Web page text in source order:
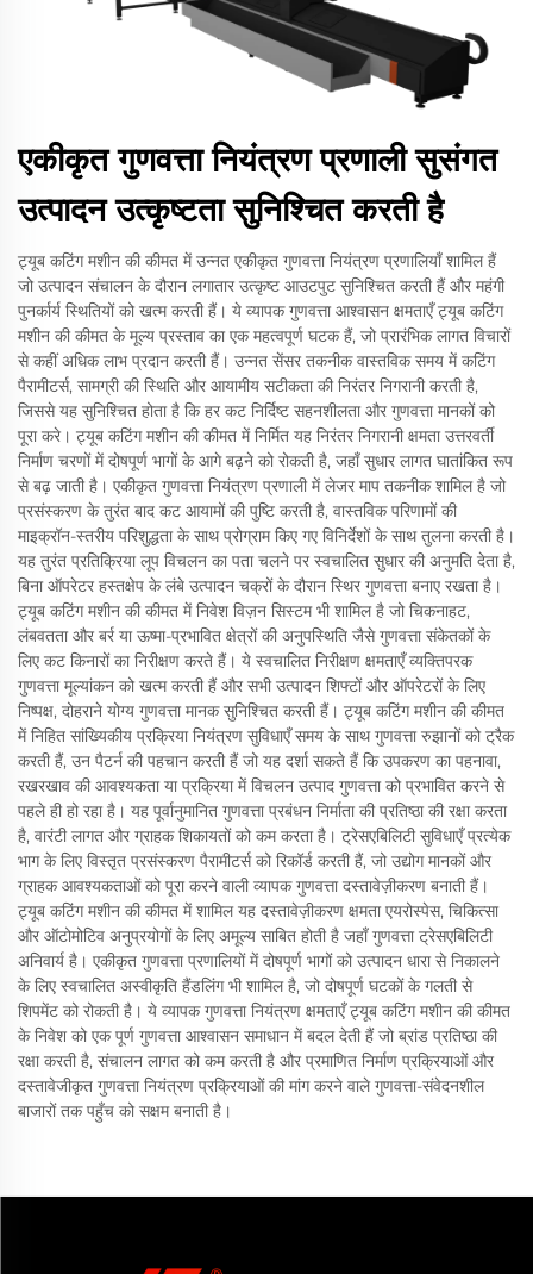
एकीकृत गुणवत्ता नियंत्रण प्रणाली सुसंगत
उत्पादन उत्कृष्टता सुनिश्चित करती है
ट्यूब कटिंग मशीन की कीमत में उन्नत एकीकृत गुणवत्ता नियंत्रण प्रणालियाँ शामिल हैं
जो उत्पादन संचालन के दौरान लगातार उत्कृष्ट आउटपुट सुनिश्चित करती हैं और महंगी
पुनर्कार्य स्थितियों को खत्म करती हैं। ये व्यापक गुणवत्ता आश्वासन क्षमताएँ ट्यूब कटिंग
मशीन की कीमत के मूल्य प्रस्ताव का एक महत्वपूर्ण घटक हैं, जो प्रारंभिक लागत विचारों
से कहीं अधिक लाभ प्रदान करती हैं। उन्नत सेंसर तकनीक वास्तविक समय में कटिंग
पैरामीटर्स, सामग्री की स्थिति और आयामीय सटीकता की निरंतर निगरानी करती है,
जिससे यह सुनिश्चित होता है कि हर कट निर्दिष्ट सहनशीलता और गुणवत्ता मानकों को
पूरा करे। ट्यूब कटिंग मशीन की कीमत में निर्मित यह निरंतर निगरानी क्षमता उत्तरवर्ती
निर्माण चरणों में दोषपूर्ण भागों के आगे बढ़ने को रोकती है, जहाँ सुधार लागत घातांकित रूप
से बढ़ जाती है। एकीकृत गुणवत्ता नियंत्रण प्रणाली में लेजर माप तकनीक शामिल है जो
प्रसंस्करण के तुरंत बाद कट आयामों की पुष्टि करती है, वास्तविक परिणामों की
माइक्रॉन-स्तरीय परिशुद्धता के साथ प्रोग्राम किए गए विनिर्देशों के साथ तुलना करती है।
यह तुरंत प्रतिक्रिया लूप विचलन का पता चलने पर स्वचालित सुधार की अनुमति देता है,
बिना ऑपरेटर हस्तक्षेप के लंबे उत्पादन चक्रों के दौरान स्थिर गुणवत्ता बनाए रखता है।
ट्यूब कटिंग मशीन की कीमत में निवेश विज़न सिस्टम भी शामिल है जो चिकनाहट,
लंबवतता और बर्र या ऊष्मा-प्रभावित क्षेत्रों की अनुपस्थिति जैसे गुणवत्ता संकेतकों के
लिए कट किनारों का निरीक्षण करते हैं। ये स्वचालित निरीक्षण क्षमताएँ व्यक्तिपरक
गुणवत्ता मूल्यांकन को खत्म करती हैं और सभी उत्पादन शिफ्टों और ऑपरेटरों के लिए
निष्पक्ष, दोहराने योग्य गुणवत्ता मानक सुनिश्चित करती हैं। ट्यूब कटिंग मशीन की कीमत
में निहित सांख्यिकीय प्रक्रिया नियंत्रण सुविधाएँ समय के साथ गुणवत्ता रुझानों को ट्रैक
करती हैं, उन पैटर्न की पहचान करती हैं जो यह दर्शा सकते हैं कि उपकरण का पहनावा,
रखरखाव की आवश्यकता या प्रक्रिया में विचलन उत्पाद गुणवत्ता को प्रभावित करने से
पहले ही हो रहा है। यह पूर्वानुमानित गुणवत्ता प्रबंधन निर्माता की प्रतिष्ठा की रक्षा करता
है, वारंटी लागत और ग्राहक शिकायतों को कम करता है। ट्रेसएबिलिटी सुविधाएँ प्रत्येक
भाग के लिए विस्तृत प्रसंस्करण पैरामीटर्स को रिकॉर्ड करती हैं, जो उद्योग मानकों और
ग्राहक आवश्यकताओं को पूरा करने वाली व्यापक गुणवत्ता दस्तावेज़ीकरण बनाती हैं।
ट्यूब कटिंग मशीन की कीमत में शामिल यह दस्तावेज़ीकरण क्षमता एयरोस्पेस, चिकित्सा
और ऑटोमोटिव अनुप्रयोगों के लिए अमूल्य साबित होती है जहाँ गुणवत्ता ट्रेसएबिलिटी
अनिवार्य है। एकीकृत गुणवत्ता प्रणालियों में दोषपूर्ण भागों को उत्पादन धारा से निकालने
के लिए स्वचालित अस्वीकृति हैंडलिंग भी शामिल है, जो दोषपूर्ण घटकों के गलती से
शिपमेंट को रोकती है। ये व्यापक गुणवत्ता नियंत्रण क्षमताएँ ट्यूब कटिंग मशीन की कीमत
के निवेश को एक पूर्ण गुणवत्ता आश्वासन समाधान में बदल देती हैं जो ब्रांड प्रतिष्ठा की
रक्षा करती है, संचालन लागत को कम करती है और प्रमाणित निर्माण प्रक्रियाओं और
दस्तावेजीकृत गुणवत्ता नियंत्रण प्रक्रियाओं की मांग करने वाले गुणवत्ता-संवेदनशील
बाजारों तक पहुँच को सक्षम बनाती है।